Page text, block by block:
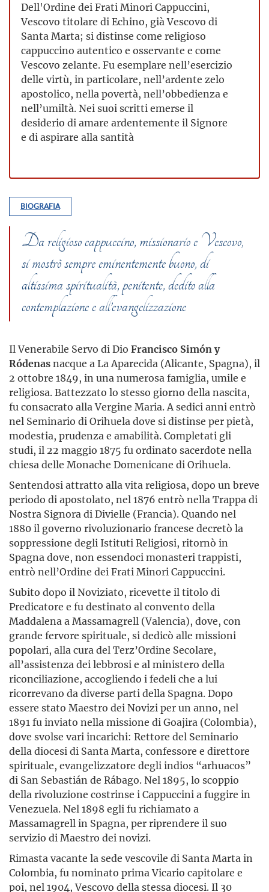
Dell'Ordine dei Frati Minori Cappuccini,
Vescovo titolare di Echino, già Vescovo di
Santa Marta; si distinse come religioso
cappuccino autentico e osservante e come
Vescovo zelante. Fu esemplare nell’esercizio
delle virtù, in particolare, nell’ardente zelo
apostolico, nella povertà, nell’obbedienza e
nell’umiltà. Nei suoi scritti emerse il
desiderio di amare ardentemente il Signore
e di aspirare alla santità
BIOGRAFIA
Da religioso cappuccino, missionario e Vescovo,
si mostrò sempre eminentemente buono, di
altissima spiritualità, penitente, dedito alla
contemplazione e all’evangelizzazione
Il Venerabile Servo di Dio Francisco Simón y
Ródenasnacque a La Aparecida (Alicante, Spagna), il
2 ottobre 1849, in una numerosa famiglia, umile e
religiosa. Battezzato lo stesso giorno della nascita,
fu consacrato alla Vergine Maria. A sedici anni entrò
nel Seminario di Orihuela dove si distinse per pietà,
modestia, prudenza e amabilità. Completati gli
studi, il 22 maggio 1875 fu ordinato sacerdote nella
chiesa delle Monache Domenicane di Orihuela.
Sentendosi attratto alla vita religiosa, dopo un breve
periodo di apostolato, nel 1876 entrò nella Trappa di
Nostra Signora di Divielle (Francia). Quando nel
1880 il governo rivoluzionario francese decretò la
soppressione degli Istituti Religiosi, ritornò in
Spagna dove, non essendoci monasteri trappisti,
entrò nell’Ordine dei Frati Minori Cappuccini.
Subito dopo il Noviziato, ricevette il titolo di
Predicatore e fu destinato al convento della
Maddalena a Massamagrell (Valencia), dove, con
grande fervore spirituale, si dedicò alle missioni
popolari, alla cura del Terz’Ordine Secolare,
all’assistenza dei lebbrosi e al ministero della
riconciliazione, accogliendo i fedeli che a lui
ricorrevano da diverse parti della Spagna. Dopo
essere stato Maestro dei Novizi per un anno, nel
1891 fu inviato nella missione di Goajira (Colombia),
dove svolse vari incarichi: Rettore del Seminario
della diocesi di Santa Marta, confessore e direttore
spirituale, evangelizzatore degli indios “arhuacos”
di San Sebastián de Rábago. Nel 1895, lo scoppio
della rivoluzione costrinse i Cappuccini a fuggire in
Venezuela. Nel 1898 egli fu richiamato a
Massamagrell in Spagna, per riprendere il suo
servizio di Maestro dei novizi.
Rimasta vacante la sede vescovile di Santa Marta in
Colombia, fu nominato prima Vicario capitolare e
poi, nel 1904, Vescovo della stessa diocesi. Il 30